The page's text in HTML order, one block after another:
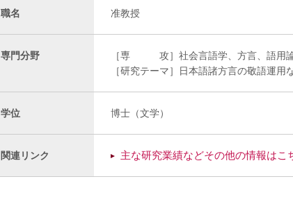
職名 准教授
専門分野
［専 攻］社会言語学、方言、語用
［研究テーマ］日本語諸方言の敬語運用
学位 博士（文学）
関連リンク 主な研究業績などその他の情報はこ